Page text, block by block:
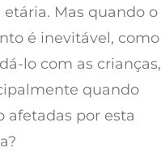
etária. Mas quando o
é inevitável, como
lo com as crianças,
quando
afetadas por esta